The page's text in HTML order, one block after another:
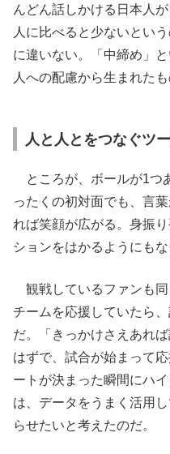
んどん話しかける日本人
人に比べると少ないとい
に違いない。「中締め」
人への配慮から生まれたも
人と人とをつなぐツ
ところが、ボールが1つ
ったくの初対面でも、言
れば笑顔が広がる。身振
ションをはかるようにもな
観戦しているファンも同
チームを応援していたら
だ。「きっかけさえあれ
はずで、試合が始まって
ートが決まった瞬間にハ
は、データをうまく活用
らせたいと考えたのだ。